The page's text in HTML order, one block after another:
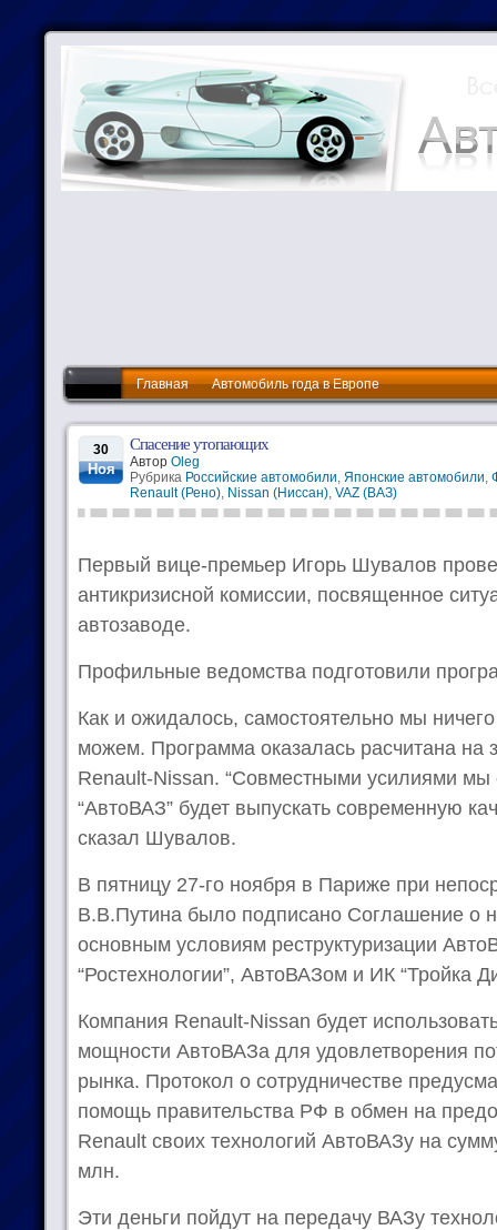
Главная Автомобиль года в Европе
30
Ноя
Спасение утопающих
Автор Oleg
Рубрика Российские автомобили, Японские автомобили,
Renault (Рено), Nissan (Ниссан), VAZ (ВАЗ)
Первый вице-премьер Игорь Шувалов
антикризисной комиссии, посвященное
автозаводе.
Профильные ведомства подготовили
Как и ожидалось, самостоятельно мы
можем. Программа оказалась расчитана на
Renault-Nissan. “Совместными усилиями мы
“АвтоВАЗ” будет выпускать современную
сказал Шувалов.
В пятницу 27-го ноября в Париже при
В.В.Путина было подписано Соглашение о
основным условиям реструктуризации
“Ростехнологии”, АвтоВАЗом и ИК “Тройка
Компания Renault-Nissan будет
мощности АвтоВАЗа для удовлетворения
рынка. Протокол о сотрудничестве
помощь правительства РФ в обмен на
Renault своих технологий АвтоВАЗу на
млн.
Эти деньги пойдут на передачу ВАЗу